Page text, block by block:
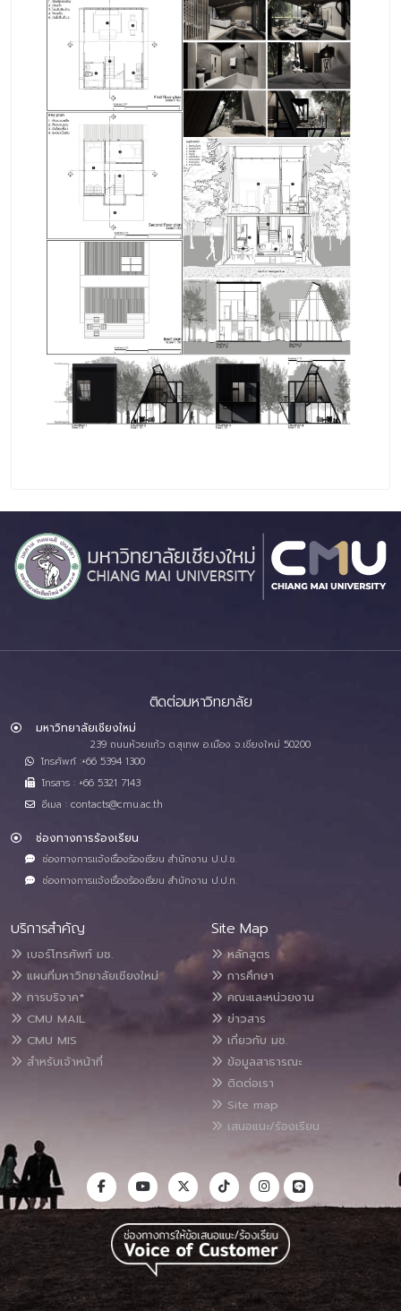
ติดต่อมหาวิทยาลัย
มหาวิทยาลัยเชียงใหม่
239 ถนนห้วยแก้ว ต.สุเทพ อ.เมือง จ.เชียงใหม่ 50200
โทรศัพท์ :+66 5394 1300
โทรสาร : +66 5321 7143
อีเมล : contacts@cmu.ac.th
ช่องทางการร้องเรียน
ช่องทางการแจ้งเรื่องร้องเรียน สำนักงาน ป.ป.ช.
ช่องทางการแจ้งเรื่องร้องเรียน สำนักงาน ป.ป.ท.
บริการสำคัญ
เบอร์โทรศัพท์ มช.
แผนที่มหาวิทยาลัยเชียงใหม่
การบริจาค*
CMU MAIL
CMU MIS
สำหรับเจ้าหน้าที่
Site Map
หลักสูตร
การศึกษา
คณะและหน่วยงาน
ข่าวสาร
เกี่ยวกับ มช.
ข้อมูลสาธารณะ
ติดต่อเรา
Site map
เสนอแนะ/ร้องเรียน